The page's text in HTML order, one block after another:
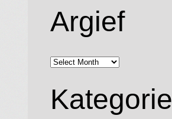
Argief
Argief
Kategorie